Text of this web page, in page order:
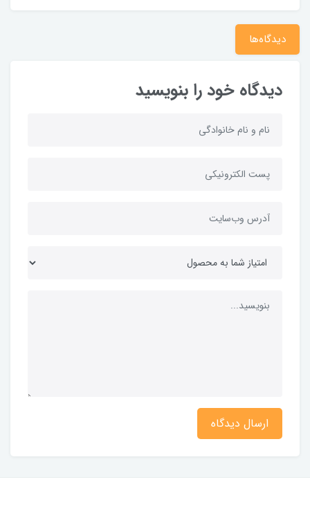
دیدگاه‌ها
دیدگاه خود را بنویسید
ارسال دیدگاه